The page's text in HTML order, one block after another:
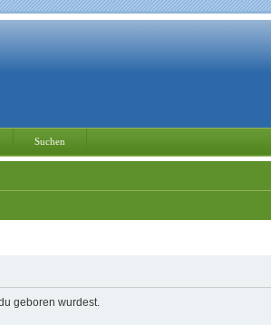
Suchen
geboren wurdest.